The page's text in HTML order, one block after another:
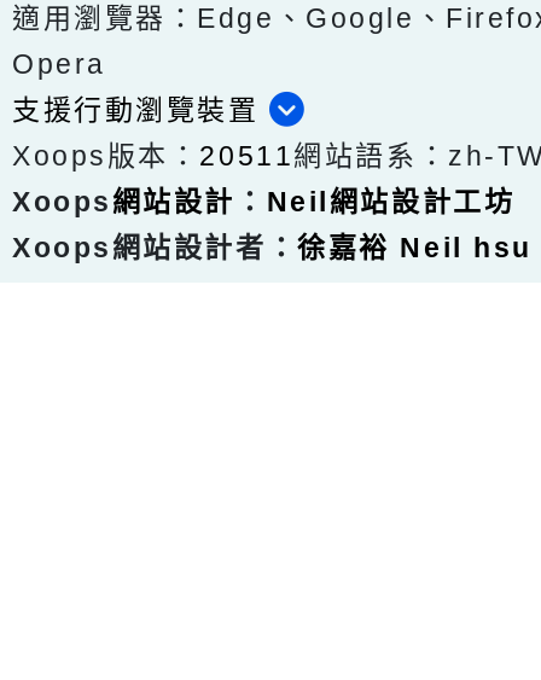
適用瀏覽器：Edge、Google、
Opera
支援行動瀏覽裝置
Xoops版本： 20511網站語系：zh-
Xoops網站設計 ： Neil網站設計工坊
Xoops網站設計者：徐嘉裕 Neil hsu